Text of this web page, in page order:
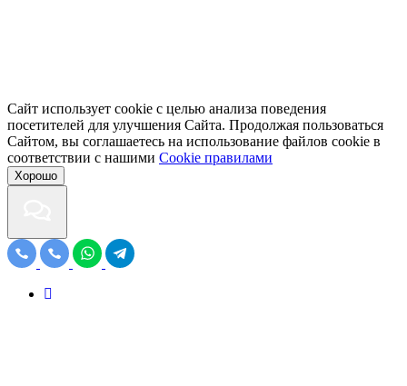
Сайт использует cookie с целью анализа поведения
посетителей для улучшения Сайта. Продолжая пользоваться
Сайтом, вы соглашаетесь на использование файлов cookie в
соответствии с нашими Cookiе правилами
Хорошо